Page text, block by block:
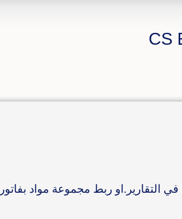
التقارير.او ربط مجموعة مواد